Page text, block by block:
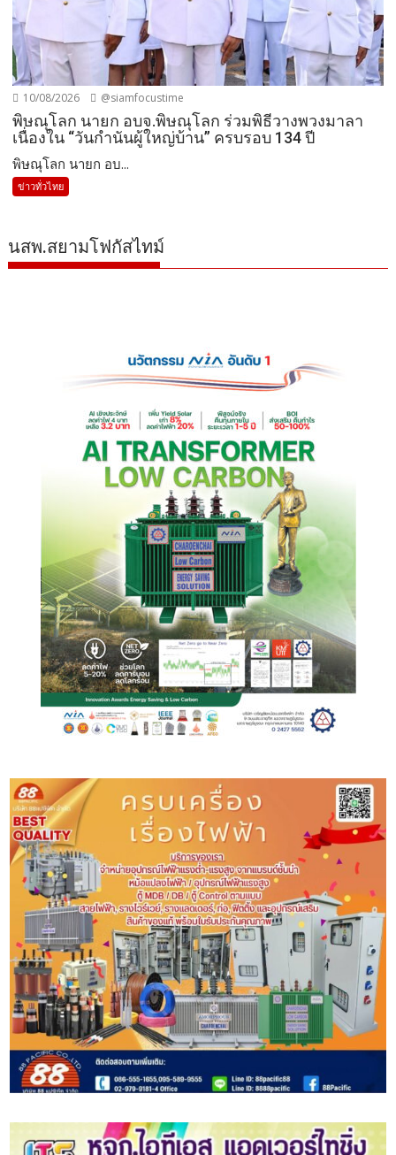
10/08/2026 @siamfocustime
พิษณุโลก นายก อบจ.พิษณุโลก ร่วมพิธีวางพวงมาลา
เนื่องใน “วันกำนันผู้ใหญ่บ้าน” ครบรอบ 134 ปี
พิษณุโลก นายก อบ...
ข่าวทั่วไทย
นสพ.สยามโฟกัสไทม์